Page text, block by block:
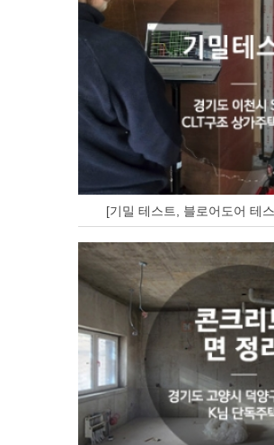
[기밀 테스트, 블로어도어 테